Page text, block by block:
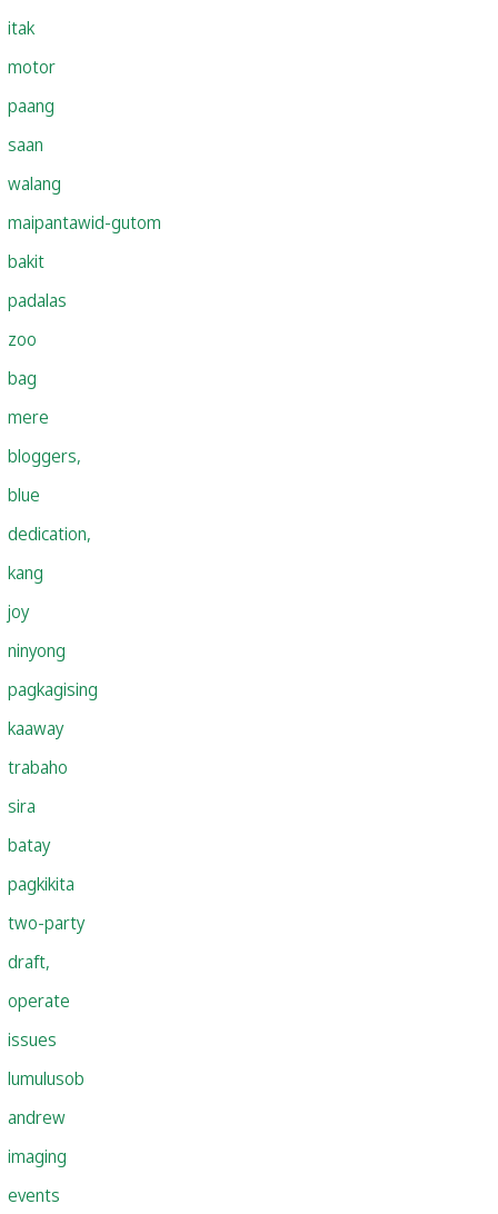
itak
motor
paang
saan
walang
maipantawid-gutom
bakit
padalas
zoo
bag
mere
bloggers,
blue
dedication,
kang
joy
ninyong
pagkagising
kaaway
trabaho
sira
batay
pagkikita
two-party
draft,
operate
issues
lumulusob
andrew
imaging
events